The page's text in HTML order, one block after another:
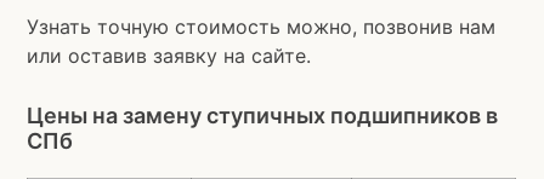
Узнать точную стоимость можно, позвонив нам
или оставив заявку на сайте.
Цены на замену ступичных подшипников в
СПб